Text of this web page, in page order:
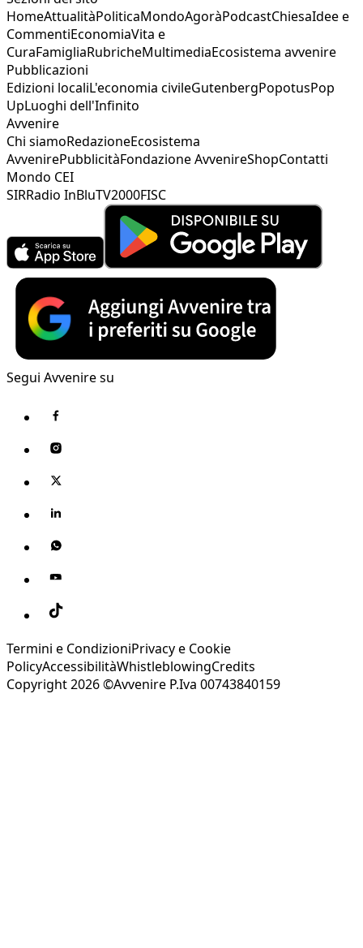
HomeAttualitàPoliticaMondoAgoràPodcastChiesaIdee e
CommentiEconomiaVita e
CuraFamigliaRubricheMultimediaEcosistema avvenire
Pubblicazioni
Edizioni localiL'economia civileGutenbergPopotusPop
UpLuoghi dell'Infinito
Avvenire
Chi siamoRedazioneEcosistema
AvvenirePubblicitàFondazione AvvenireShopContatti
Mondo CEI
SIRRadio InBluTV2000FISC
Segui Avvenire su
Termini e CondizioniPrivacy e Cookie
PolicyAccessibilitàWhistleblowingCredits
Copyright 2026 ©Avvenire P.Iva 00743840159